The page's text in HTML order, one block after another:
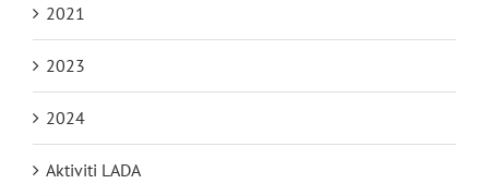
2021
2023
2024
Aktiviti LADA